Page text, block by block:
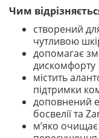
Чим
створений
чутливою
допомагає
дискомфорту
містить
підтримки
доповнений
босвелії та
м’яко очищає